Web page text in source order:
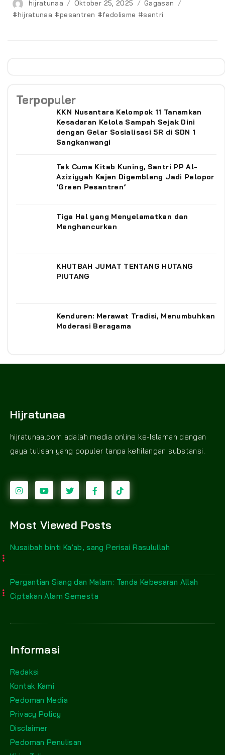
Author
hijratunaa
Posted
on
Oktober 25, 2025 Categories
Gagasan
#hijratunaa #pesantren #fedolisme #santri
Terpopuler
KKN Nusantara Kelompok 11 Tanamkan
Kesadaran Kelola Sampah Sejak Dini
dengan Gelar Sosialisasi 5R di SDN 1
Sangkanwangi
‎Tak Cuma Kitab Kuning, Santri PP Al-
Aziziyyah Kajen Digembleng Jadi Pelopor
‘Green Pesantren’ ‎
Tiga Hal yang Menyelamatkan dan
Menghancurkan
KHUTBAH JUMAT TENTANG HUTANG
PIUTANG
Kenduren: Merawat Tradisi, Menumbuhkan
Moderasi Beragama
Hijratunaa
hijratunaa.com adalah media online ke-Islaman dengan
gaya tulisan yang populer tanpa kehilangan substansi.
Most Viewed Posts
Nusaibah binti Ka’ab, sang Perisai Rasulullah
Pergantian Siang dan Malam: Tanda Kebesaran Allah
Ciptakan Alam Semesta
Informasi
Redaksi
Kontak Kami
Pedoman Media
Privacy Policy
Disclaimer
Pedoman Penulisan